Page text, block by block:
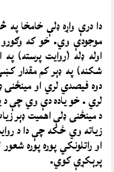
دا درې واړه ډلې خامخا
موجودې وي. خو که وګورو
اوله ډله (روايت پرسته)
شکنه) په ډېر کم مقدار
دوه فيصدي لري او
لري . خو ياده دې وي چې د
د مينځنۍ ډلې اهميت ډېر
زياته وي ځکه چې دا د
او راتلونکي پوره پوره
پرېکړې کوي.